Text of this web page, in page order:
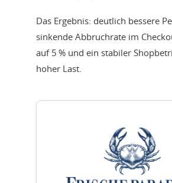
Das Ergebnis: deutlich bessere
sinkende Abbruchrate im
auf 5 % und ein stabiler
hoher Last.